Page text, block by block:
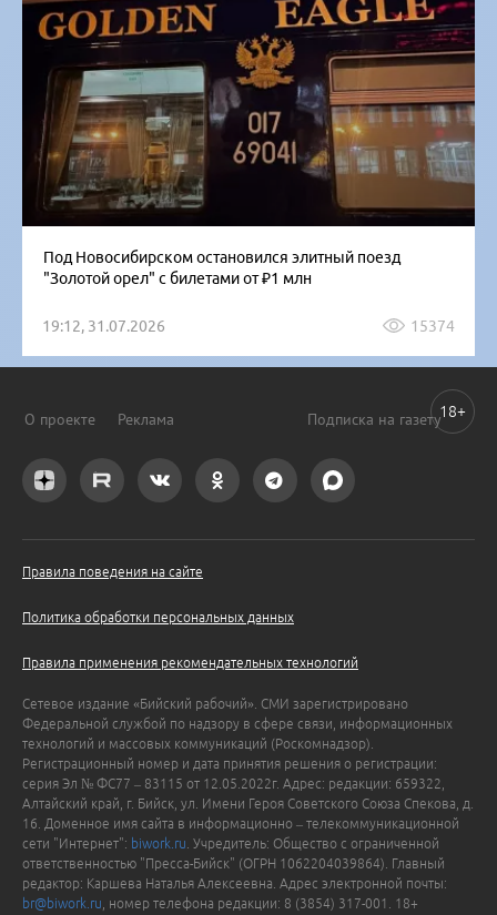
Под Новосибирском остановился элитный поезд
"Золотой орел" с билетами от ₽1 млн
19:12, 31.07.2026 15374
О проекте Реклама Подписка на газету
Правила поведения на сайте
Политика обработки персональных данных
Правила применения рекомендательных технологий
Сетевое издание «Бийский рабочий». СМИ зарегистрировано
Федеральной службой по надзору в сфере связи, информационных
технологий и массовых коммуникаций (Роскомнадзор).
Регистрационный номер и дата принятия решения о регистрации:
серия Эл № ФС77 – 83115 от 12.05.2022г. Адрес: редакции: 659322,
Алтайский край, г. Бийск, ул. Имени Героя Советского Союза Спекова, д.
16. Доменное имя сайта в информационно – телекоммуникационной
сети "Интернет": biwork.ru . Учредитель: Общество с ограниченной
ответственностью "Пресса-Бийск" (ОГРН 1062204039864). Главный
редактор: Каршева Наталья Алексеевна. Адрес электронной почты:
br@biwork.ru , номер телефона редакции: 8 (3854) 317-001. 18+
18+